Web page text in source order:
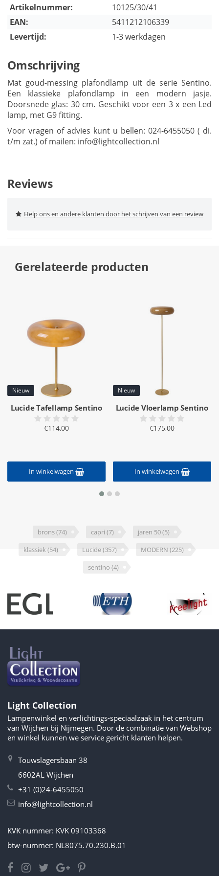
Artikelnummer:
10125/30/41
EAN:
5411212106339
Levertijd:
1-3 werkdagen
Omschrijving
Mat goud-messing plafondlamp uit de serie Sentino.
Een klassieke plafondlamp in een modern jasje.
Doorsnede glas: 30 cm. Geschikt voor een 3 x een Led
lamp, met G9 fitting.
Voor vragen of advies kunt u bellen: 024-6455050 ( di.
t/m zat.) of mailen: info@lightcollection.nl
Reviews
Help ons en andere klanten door het schrijven van een review
Gerelateerde producten
Nieuw
Lucide Tafellamp Sentino
€114,00
In winkelwagen
Nieuw
Lucide Vloerlamp Sentino
€175,00
In winkelwagen
brons(74) capri (7) jaren 50(5)
klassiek(54) Lucide(357) MODERN (225)
sentino (4)
Light Collection
Lampenwinkel en verlichtings-speciaalzaak in het centrum
van Wijchen bij Nijmegen. Door de combinatie van Webshop
en winkel kunnen we service gericht klanten helpen.
Touwslagersbaan 38
6602AL Wijchen
+31 (0)24-6455050
info@lightcollection.nl
KVK nummer: KVK 09103368
btw-nummer: NL8075.70.230.B.01